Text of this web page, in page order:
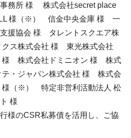
務所 様 株式会社secret place
様（※） 信金中央金庫 様 一
援協会 様 タレントスクエア株
ス株式会社 様 東光株式会社
様 株式会社ドミニオン 様 株式
・ジャパン株式会社 様 株式会
様（※） 特定非営利活動法人 松
様
様のCSR私募債を活用し、ご協